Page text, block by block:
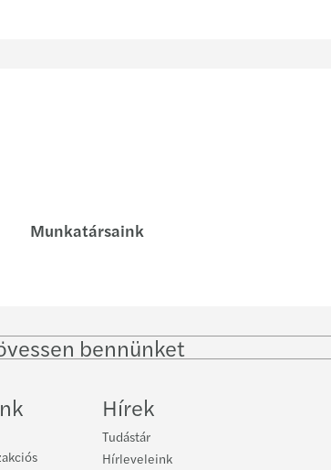
Munkatársaink
bennünket
on
on
Hírek
Tudástár
Hírleveleink